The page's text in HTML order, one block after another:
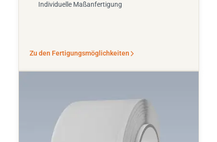
Individuelle Maßanfertigung
Zu den Fertigungsmöglichkeiten